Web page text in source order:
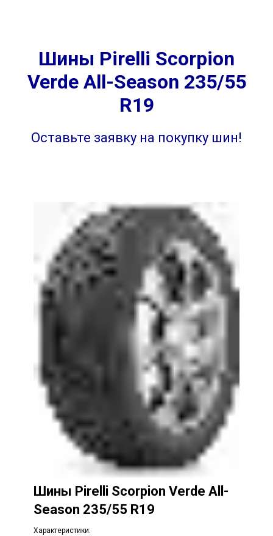
Шины Pirelli Scorpion
Verde All-Season 235/55
R19
Оставьте заявку на покупку шин!
Шины Pirelli Scorpion Verde All-
Season 235/55 R19
Характеристики: